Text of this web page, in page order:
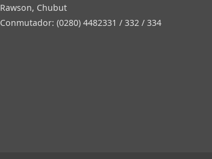
Rawson, Chubut
Conmutador: (0280) 4482331 / 332 / 334